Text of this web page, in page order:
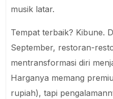
musik latar.
Tempat terbaik? Kibune.
September, restoran-
mentransformasi diri
Harganya memang
rupiah), tapi